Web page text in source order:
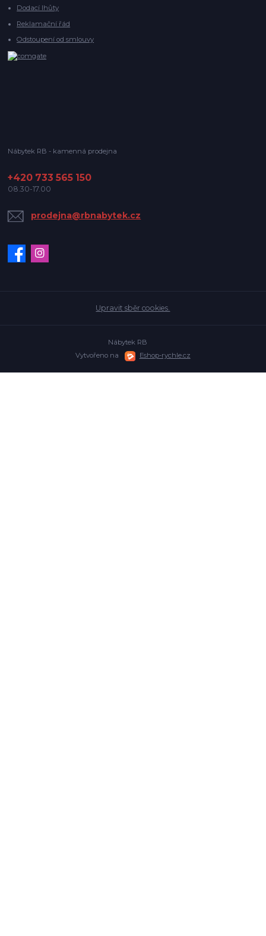
Dodací lhůty
Reklamační řád
Odstoupení od smlouvy
Nábytek RB - kamenná prodejna
+420 733 565 150
08.30-17.00
prodejna@rbnabytek.cz
Upravit sběr cookies.
Nábytek RB
Vytvořeno na
Eshop-rychle.cz